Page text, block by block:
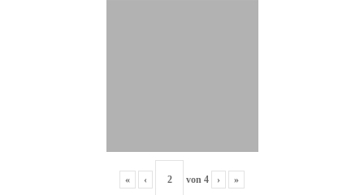
« ‹ von 4 › »